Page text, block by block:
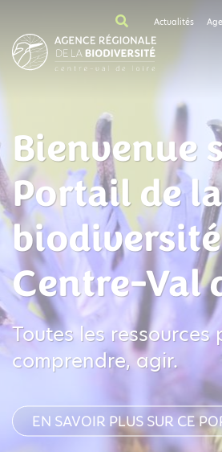
Actualités
Bienvenue
Portail de la
Centre-Val
Toutes les ressources
comprendre, agir.
EN SAVOIR PLUS SUR CE